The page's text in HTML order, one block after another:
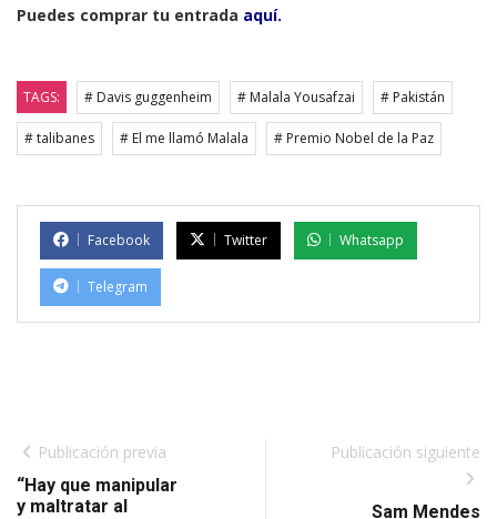
Puedes comprar tu entrada aquí.
TAGS: # Davis guggenheim # Malala Yousafzai # Pakistán
# talibanes # El me llamó Malala # Premio Nobel de la Paz
Facebook Twitter Whatsapp
Telegram
Publicación previa
“Hay que manipular
y maltratar al
Publicación siguiente
Sam Mendes